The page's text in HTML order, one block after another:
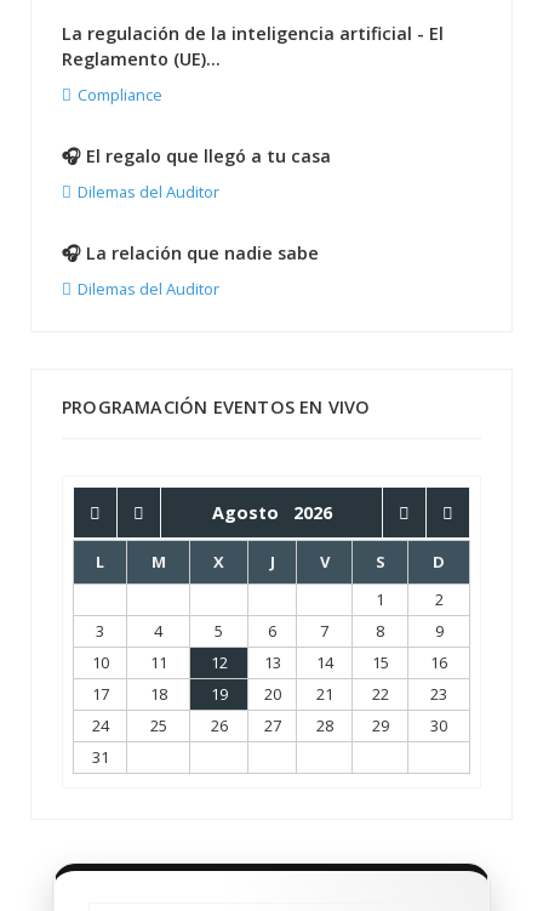
La regulación de la inteligencia artificial - El
Reglamento (UE)...
Compliance
🎧 El regalo que llegó a tu casa
Dilemas del Auditor
🎧 La relación que nadie sabe
Dilemas del Auditor
PROGRAMACIÓN EVENTOS EN VIVO
Agosto 2026
L M X J V S
D
1
2
3
4 5 6 7 8
9
10
11 12 13 14 15
16
17
18 19 20 21 22
23
24
25 26 27 28 29
30
31